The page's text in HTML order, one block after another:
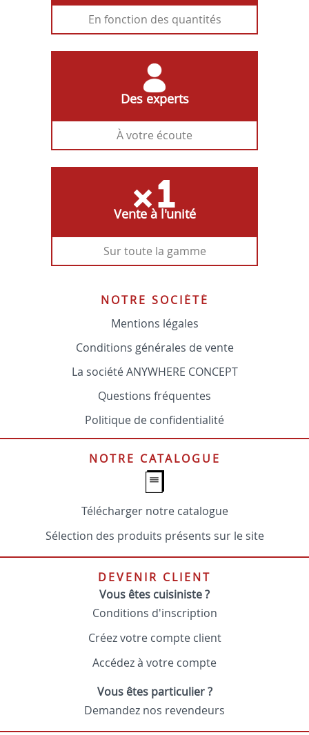
En fonction des quantités
Des experts
À votre écoute
Vente à l'unité
Sur toute la gamme
NOTRE SOCIÉTÉ
Mentions légales
Conditions générales de vente
La société ANYWHERE CONCEPT
Questions fréquentes
Politique de confidentialité
NOTRE CATALOGUE
Télécharger notre catalogue
Sélection des produits présents sur le site
DEVENIR CLIENT
Vous êtes cuisiniste ?
Conditions d'inscription
Créez votre compte client
Accédez à votre compte
Vous êtes particulier ?
Demandez nos revendeurs